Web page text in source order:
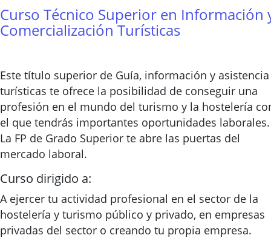
Curso Técnico Superior en Información
Comercialización Turísticas
Este título superior de Guía, información y asistencia
turísticas te ofrece la posibilidad de conseguir una
profesión en el mundo del turismo y la hostelería
el que tendrás importantes oportunidades laborales.
La FP de Grado Superior te abre las puertas del
mercado laboral.
Curso dirigido a:
A ejercer tu actividad profesional en el sector de la
hostelería y turismo público y privado, en empresas
privadas del sector o creando tu propia empresa.